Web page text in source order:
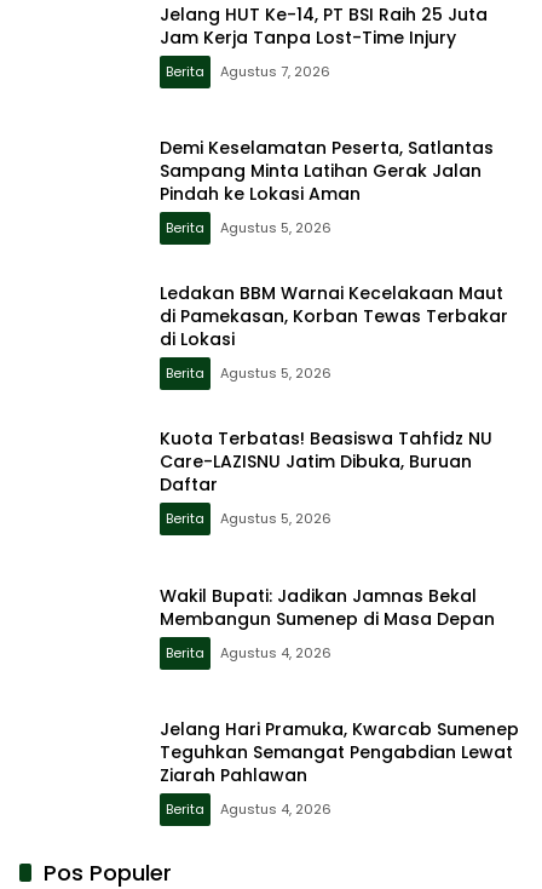
Jelang HUT Ke-14, PT BSI Raih 25 Juta
Jam Kerja Tanpa Lost-Time Injury
Berita Agustus 7, 2026
Demi Keselamatan Peserta, Satlantas
Sampang Minta Latihan Gerak Jalan
Pindah ke Lokasi Aman
Berita Agustus 5, 2026
Ledakan BBM Warnai Kecelakaan Maut
di Pamekasan, Korban Tewas Terbakar
di Lokasi
Berita Agustus 5, 2026
Kuota Terbatas! Beasiswa Tahfidz NU
Care-LAZISNU Jatim Dibuka, Buruan
Daftar
Berita Agustus 5, 2026
Wakil Bupati: Jadikan Jamnas Bekal
Membangun Sumenep di Masa Depan
Berita Agustus 4, 2026
Jelang Hari Pramuka, Kwarcab Sumenep
Teguhkan Semangat Pengabdian Lewat
Ziarah Pahlawan
Berita Agustus 4, 2026
Pos Populer